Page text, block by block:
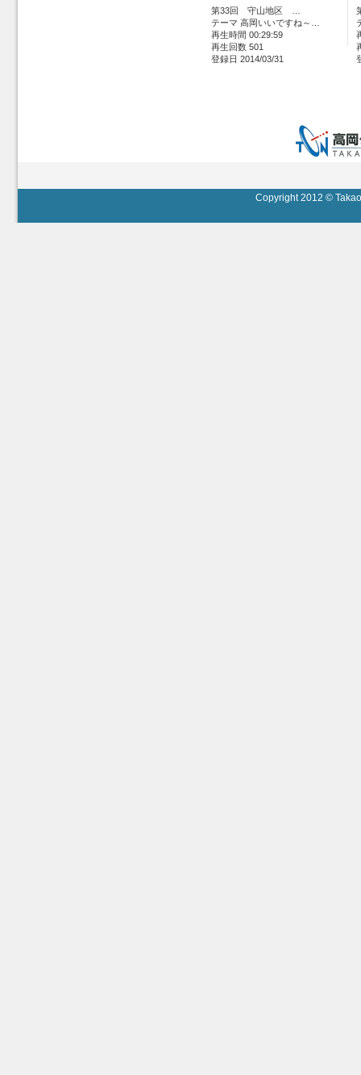
第33回 守山地区 …
テーマ 高岡いいですね～…
再生時間 00:29:59
再生回数 501
登録日 2014/03/31
Copyright 2012 ©